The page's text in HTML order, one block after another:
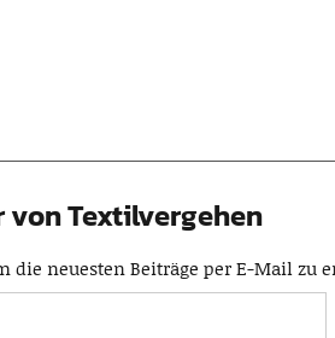
von Textilvergehen
neuesten Beiträge per E-Mail zu